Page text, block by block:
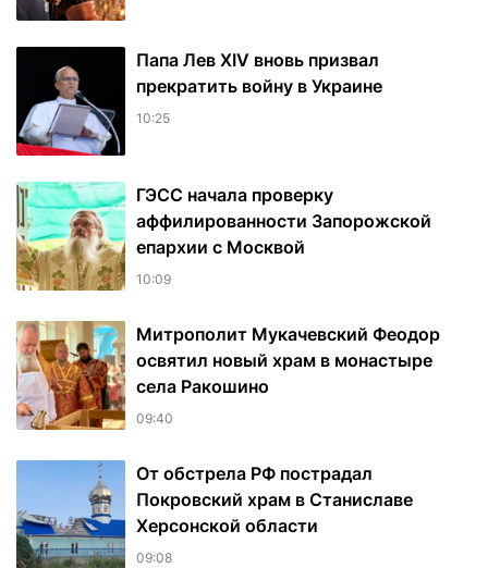
Папа Лев XIV вновь призвал
прекратить войну в Украине
10:25
ГЭСС начала проверку
аффилированности Запорожской
епархии с Москвой
10:09
Митрополит Мукачевский Феодор
освятил новый храм в монастыре
села Ракошино
09:40
От обстрела РФ пострадал
Покровский храм в Станиславе
Херсонской области
09:08